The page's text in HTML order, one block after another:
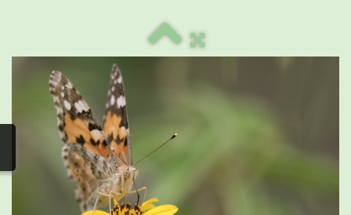
Documents▼
photos▼
Nos activités▼
Adhérer/faire un don